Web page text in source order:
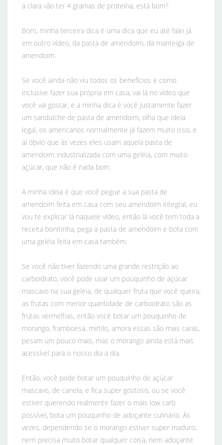
a clara vão ter 4 gramas de proteína, está bom?
Bom, minha terceira dica é uma dica que eu até falei já
em outro vídeo, da pasta de amendoim, da manteiga de
amendoim.
Se você ainda não viu todos os benefícios e como
inclusive fazer sua própria em casa, vai lá no vídeo que
você vai gostar, e a minha dica é você justamente fazer
um sanduíche de pasta de amendoim, olha que ideia
legal, os americanos normalmente já fazem muito isso, e
aí óbvio que às vezes eles usam aquela pasta de
amendoim industrializada com uma geléia, com muito
açúcar, que não é nada bom.
A minha ideia é que você pegue a sua pasta de
amendoim feita em casa com seu amendoim integral, eu
vou te explicar lá naquele vídeo, então lá você tem toda a
receita bonitinha, pega a pasta de amendoim e bota com
uma geléia feita em casa também.
Se você não tiver fazendo uma grande restrição ao
carboidrato, você pode usar um pouquinho de açúcar
mascavo na sua geleia, de qualquer fruta que você queira,
as frutas com menor quantidade de carboidrato são as
frutas vermelhas, então você botar um pouquinho de
morango, framboesa, mirtilo, amora essas são mais caras,
pesam um pouco mais, mas o morango ainda está mais
acessível para o nosso dia a dia.
Então, você pode botar um pouquinho de açúcar
mascavo, de canela, e fica super gostoso, ou se você
estiver querendo realmente fazer o mais low carb
possível, bota um pouquinho de adoçante culinário. Às
vezes, dependendo se o morango estiver super maduro,
nem precisa muito botar qualquer coisa, nem adoçante